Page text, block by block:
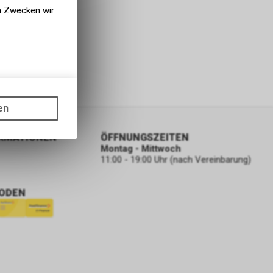
ÖFFNUNGSZEITEN
Montag - Mittwoch
11:00 - 19:00 Uhr (nach Vereinbarung)
Zwecken wir
wie die
die